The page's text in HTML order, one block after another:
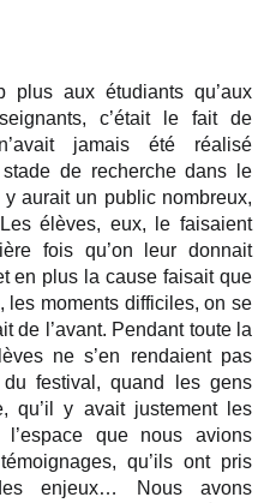
plus aux étudiants qu’aux
c’était le fait de
jamais été réalisé
de recherche dans le
aurait un public nombreux,
élèves, eux, le faisaient
fois qu’on leur donnait
en plus la cause faisait que
les moments difficiles, on se
de l’avant. Pendant toute la
ne s’en rendaient pas
festival, quand les gens
qu’il y avait justement les
que nous avions
qu’ils ont pris
enjeux… Nous avons